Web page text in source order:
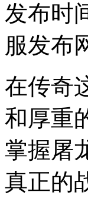
发布时
服发布
在传奇
和厚重
掌握屠
真正的